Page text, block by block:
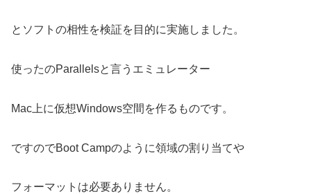
とソフトの相性を検証を目的に実施しました。
使ったのParallelsと言うエミュレーター
Mac上に仮想Windows空間を作るものです。
ですのでBoot Campのように領域の割り当てや
フォーマットは必要ありません。